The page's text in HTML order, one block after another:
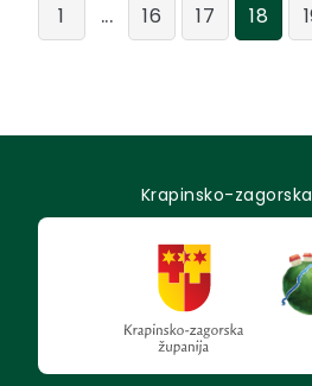
1 ... 16 17 18
Krapinsko-